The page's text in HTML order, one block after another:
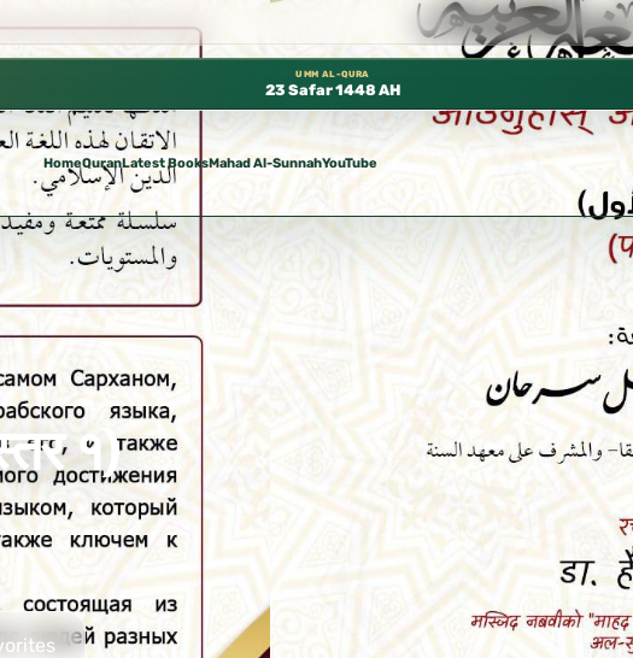
كتب الشيخ هيثم سرحان حفظه الله متوفرة مجانًا في المسجد النبوي، 📍 باب ٣٧ (باب مكة) – الطابق الثالث 📍 إدارة الشؤون العلمية بالحسبة 📚 متوفرة بجميع اللغات
UMM AL-QURA
23 Safar 1448 AH
HomeQuranLatest BooksMahad Al-SunnahYouTube
१)